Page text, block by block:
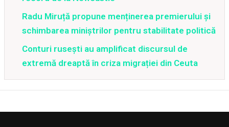
Radu Miruță propune menținerea premierului și
schimbarea miniștrilor pentru stabilitate politică
Conturi rusești au amplificat discursul de
extremă dreaptă în criza migrației din Ceuta